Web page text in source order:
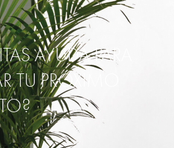
AYUDA PARA
TU PRÓXIMO